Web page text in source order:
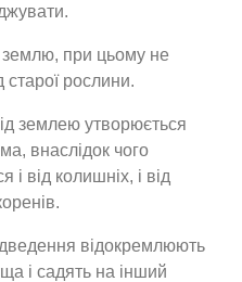
землю, при цьому не
старої рослини.
землею утворюється
внаслідок чого
і від колишніх, і від
відокремлюють
і садять на інший